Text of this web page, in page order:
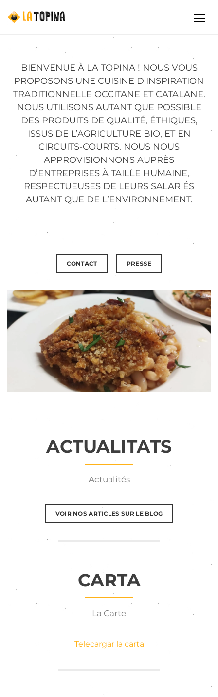
BIENVENUE À LA TOPINA ! NOUS VOUS
PROPOSONS UNE CUISINE D’INSPIRATION
TRADITIONNELLE OCCITANE ET CATALANE.
NOUS UTILISONS AUTANT QUE POSSIBLE
DES PRODUITS DE QUALITÉ, ÉTHIQUES,
ISSUS DE L’AGRICULTURE BIO, ET EN
CIRCUITS-COURTS. NOUS NOUS
APPROVISIONNONS AUPRÈS
D’ENTREPRISES À TAILLE HUMAINE,
RESPECTUEUSES DE LEURS SALARIÉS
AUTANT QUE DE L’ENVIRONNEMENT.
CONTACT PRESSE
ACTUALITATS
Actualités
VOIR NOS ARTICLES SUR LE BLOG
CARTA
La Carte
Telecargar la carta